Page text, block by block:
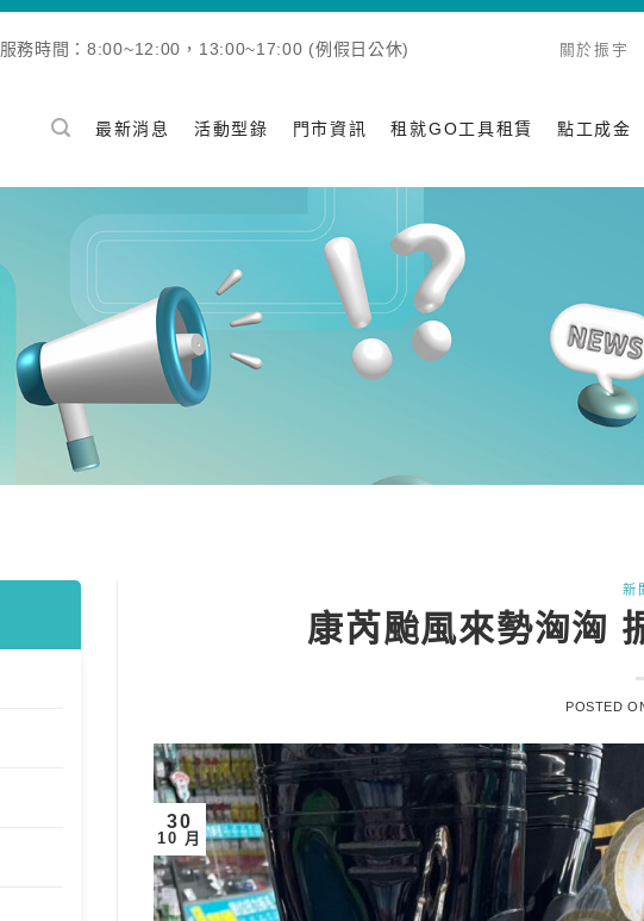
務時間：8:00~12:00，13:00~17:00 (例假日公休) 關於振宇
最新消息 活動型錄 門市資訊 租就GO工具租賃 點工成金
新
康芮颱風來勢洶洶
POSTED
30
10 月